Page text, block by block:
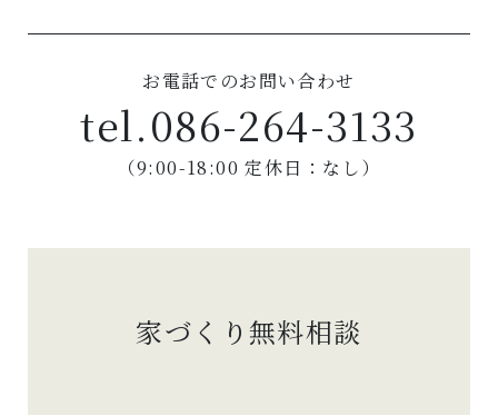
お電話でのお問い合わせ
tel.086-264-3133
（9:00-18:00 定休日：なし）
家づくり無料相談